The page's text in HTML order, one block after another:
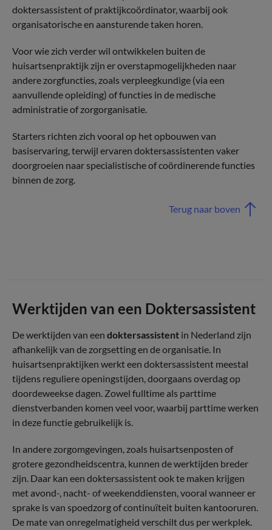
doktersassistent of praktijkcoördinator, waarbij ook
organisatorische en aansturende taken horen.
Voor wie zich verder wil ontwikkelen buiten de
huisartsenpraktijk zijn er overstapmogelijkheden naar
andere zorgfuncties, zoals verpleegkundige (via een
aanvullende opleiding) of functies in de medische
administratie of zorgorganisatie.
Starters richten zich vooral op het opbouwen van
basiservaring, terwijl ervaren doktersassistenten vaker
doorgroeien naar specialistische of coördinerende functies
binnen de zorg.
Terug naar boven
Werktijden van een Doktersassistent
De werktijden van een doktersassistent in Nederland zijn
afhankelijk van de zorgsetting en de organisatie. In
huisartsenpraktijken werkt een doktersassistent meestal
tijdens reguliere openingstijden, doorgaans overdag op
doordeweekse dagen. Zowel fulltime als parttime
dienstverbanden komen veel voor, waarbij parttime werken
in deze functie gebruikelijk is.
In andere zorgomgevingen, zoals huisartsenposten of
grotere gezondheidscentra, kunnen de werktijden breder
zijn. Daar kan een doktersassistent ook te maken krijgen
met avond-, nacht- of weekenddiensten, vooral wanneer er
sprake is van spoedzorg of continuïteit buiten kantooruren.
De mate van onregelmatigheid verschilt dus per werkplek.